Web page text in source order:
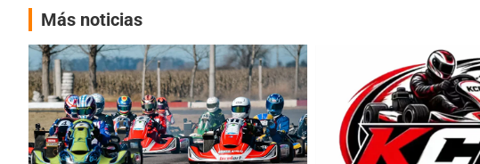
Más noticias